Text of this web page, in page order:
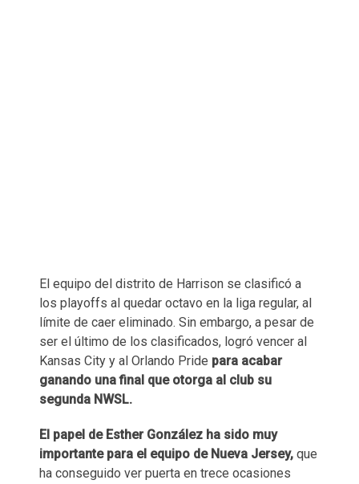
El equipo del distrito de Harrison se clasificó a
los playoffs al quedar octavo en la liga regular, al
límite de caer eliminado. Sin embargo, a pesar de
ser el último de los clasificados, logró vencer al
Kansas City y al Orlando Pride para acabar
ganando una final que otorga al club su
segunda NWSL.
El papel de Esther González ha sido muy
importante para el equipo de Nueva Jersey, que
ha conseguido ver puerta en trece ocasiones